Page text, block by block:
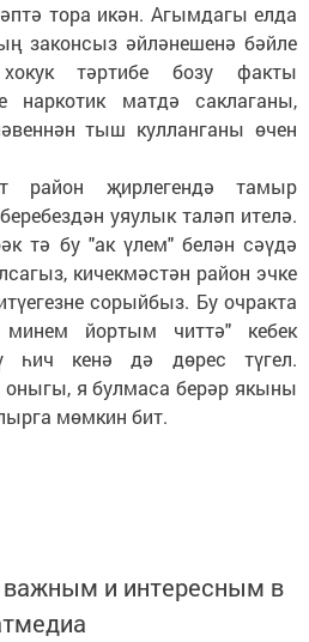
тора икән. Агымдагы елда
законсыз әйләнешенә бәйле
тәртибе бозу факты
наркотик матдә саклаганы,
тыш кулланганы өчен
район җирлегендә тамыр
уяулык таләп ителә.
тә бу "ак үлем" белән сәүдә
кичекмәстән район эчке
сорыйбыз. Бу очракта
йортым читтә" кебек
һич кенә дә дөрес түгел.
оныгы, я булмаса берәр якыны
мөмкин бит.
и интересным в